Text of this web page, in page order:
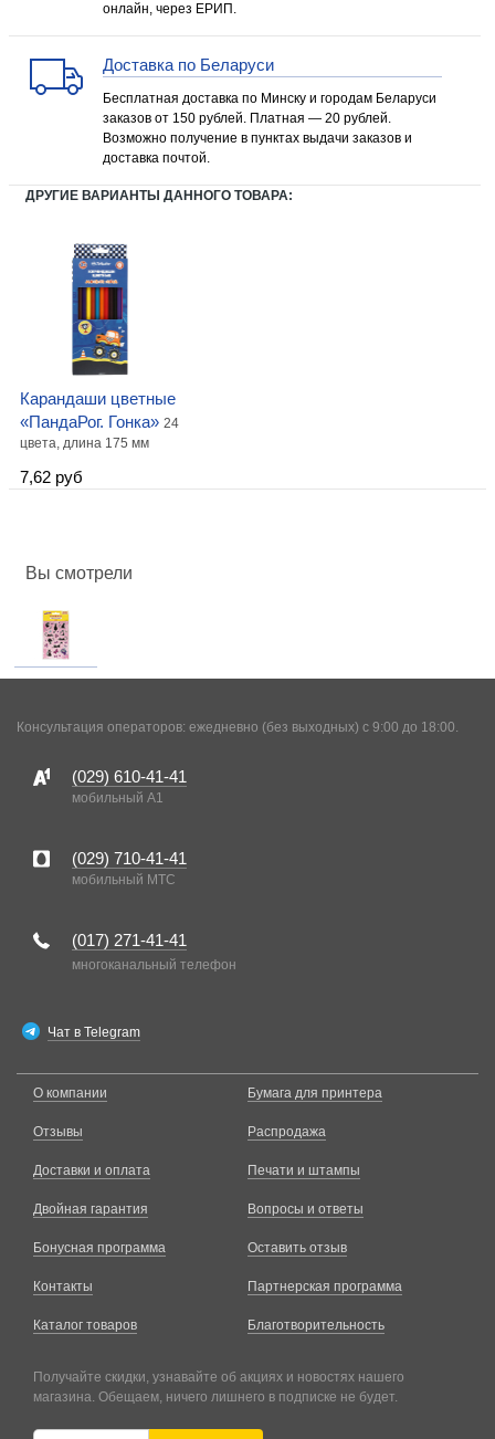
онлайн, через ЕРИП.
Доставка по Беларуси
Бесплатная доставка по Минску и городам Беларуси
заказов от 150 рублей. Платная — 20 рублей.
Возможно получение в пунктах выдачи заказов и
доставка почтой.
ДРУГИЕ ВАРИАНТЫ ДАННОГО ТОВАРА:
Карандаши цветные
«ПандаРог. Гонка» 24
цвета, длина 175 мм
7,62 руб
Вы смотрели
Консультация операторов: ежедневно (без выходных) с 9:00 до 18:00.
(029) 610-41-41
мобильный A1
(029) 710-41-41
мобильный MTC
(017) 271-41-41
многоканальный телефон
Чат в Telegram
О компании
Отзывы
Доставки и оплата
Двойная гарантия
Бонусная программа
Контакты
Каталог товаров
Бумага для принтера
Распродажа
Печати и штампы
Вопросы и ответы
Оставить отзыв
Партнерская программа
Благотворительность
Получайте скидки, узнавайте об акциях и новостях нашего
магазина. Обещаем, ничего лишнего в подписке не будет.